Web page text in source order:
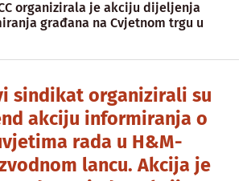
organizirala je akciju dijeljenja
građana na Cvjetnom trgu u
sindikat organizirali su
akciju informiranja o
rada u H&M-
lancu. Akcija je